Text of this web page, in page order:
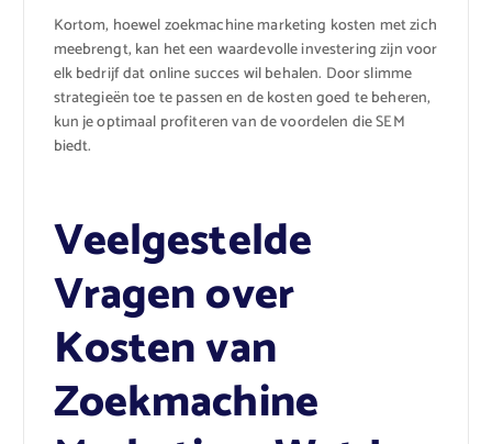
Kortom, hoewel zoekmachine marketing kosten met zich
meebrengt, kan het een waardevolle investering zijn voor
elk bedrijf dat online succes wil behalen. Door slimme
strategieën toe te passen en de kosten goed te beheren,
kun je optimaal profiteren van de voordelen die SEM
biedt.
Veelgestelde
Vragen over
Kosten van
Zoekmachine